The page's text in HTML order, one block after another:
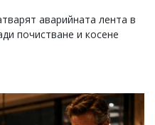
аварийната лента в
почистване и косене